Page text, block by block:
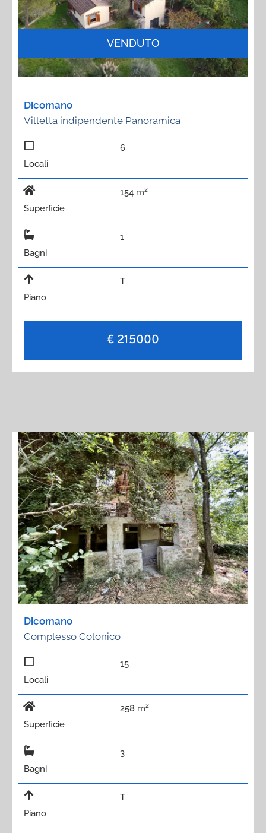
VENDUTO
Dicomano
Villetta indipendente Panoramica
Locali
6
Superficie
154 m²
Bagni
1
Piano
T
€ 215000
Dicomano
Complesso Colonico
Locali
15
Superficie
258 m²
Bagni
3
Piano
T